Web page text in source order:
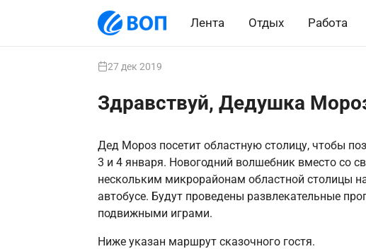
Лента Отдых Работа
27 дек 2019
Здравствуй, Дедушка
Дед Мороз посетит областную столицу, чтобы
3 и 4 января. Новогодний волшебник вместо со
нескольким микрорайонам областной столицы
автобусе. Будут проведены развлекательные
подвижными играми.
Ниже указан маршрут сказочного гостя.